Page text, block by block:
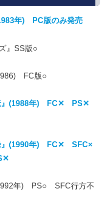
年) PC版のみ発売
』SS版○
FC版○
伝』(1988年) FC✕ PS✕
録』(1990年) FC✕ SFC×
年) PS○ SFC行方不